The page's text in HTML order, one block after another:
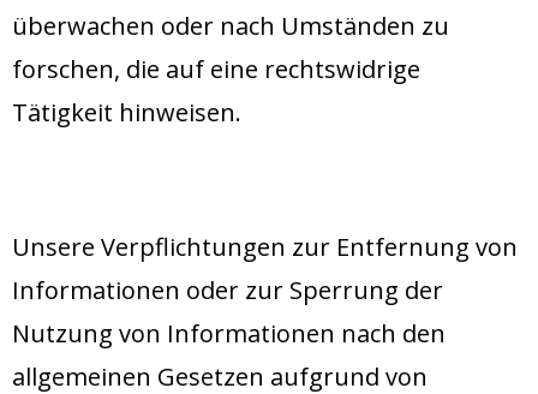
überwachen oder nach Umständen zu
forschen, die auf eine rechtswidrige
Tätigkeit hinweisen.
Unsere Verpflichtungen zur Entfernung von
Informationen oder zur Sperrung der
Nutzung von Informationen nach den
allgemeinen Gesetzen aufgrund von